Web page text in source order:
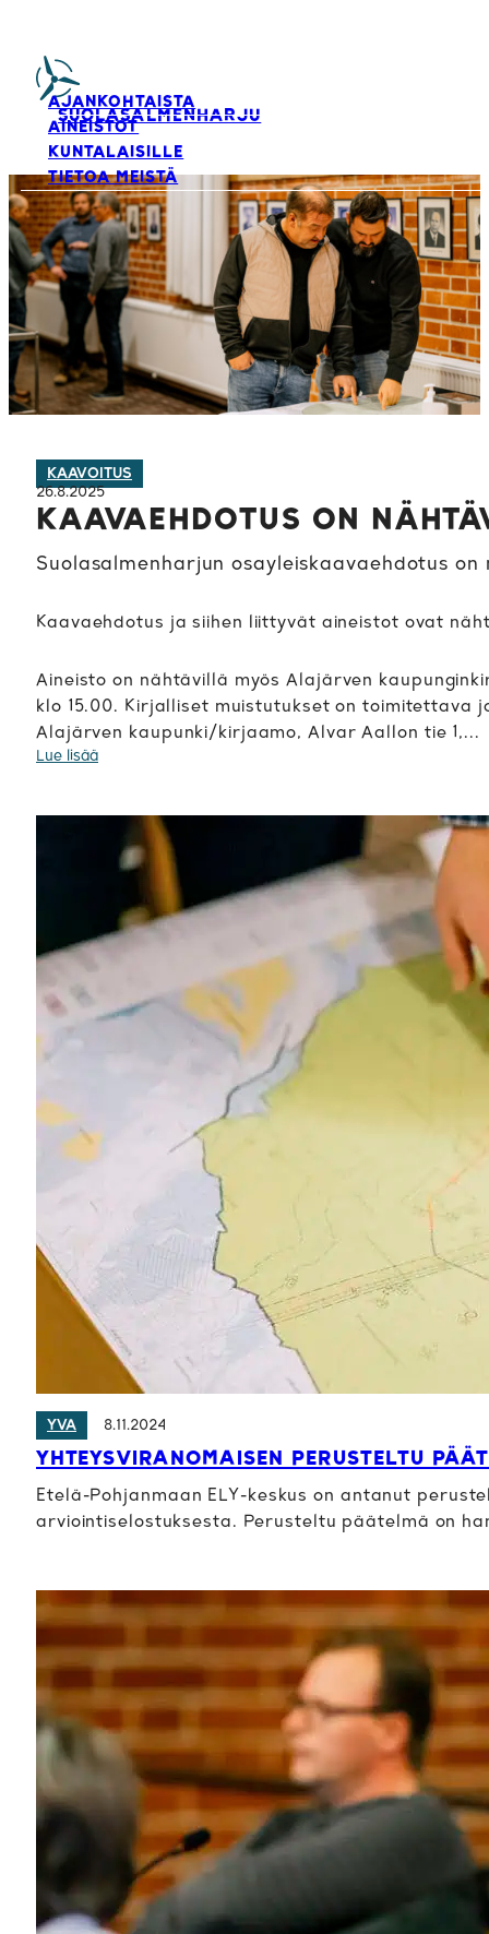
SUOLASALMENHARJU
AJANKOHTAISTA
AINEISTOT
KUNTALAISILLE
TIETOA MEISTÄ
KAAVOITUS
26.8.2025
KAAVAEHDOTUS ON
Suolasalmenharjun osayleiskaavaehdotus
Kaavaehdotus ja siihen liittyvät aineistot ovat
Aineisto on nähtävillä myös Alajärven
klo 15.00. Kirjalliset muistutukset on toimitettava
Alajärven kaupunki/kirjaamo, Alvar Aallon tie 1,...
Lue lisää
YVA 8.11.2024
YHTEYSVIRANOMAISEN PERUSTELTU
Etelä-Pohjanmaan ELY-keskus on antanut
arviointiselostuksesta. Perusteltu päätelmä on